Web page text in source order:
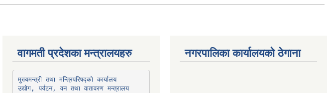
वागमती प्रदेशका मन्त्रालयहरु
मुख्यमन्त्री तथा मन्त्रिपरिषद्को कार्यालय
उद्योग, पर्यटन, वन तथा वातावरण मन्त्रालय
नगरपालिका कार्यालयको ठेगाना